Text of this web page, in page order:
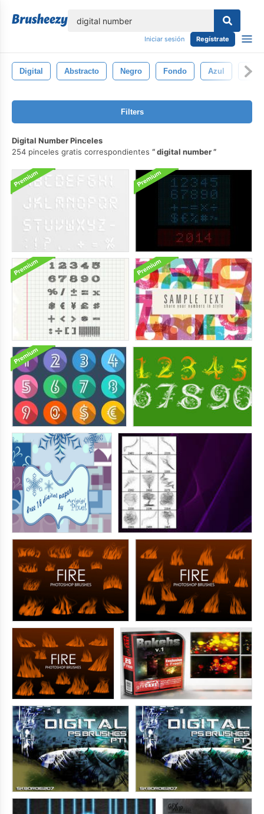
Iniciar sesión Regístrate
Digital Abstracto Negro Fondo Azul
Filters
Digital Number Pinceles
254 pinceles gratis correspondientes
digital number